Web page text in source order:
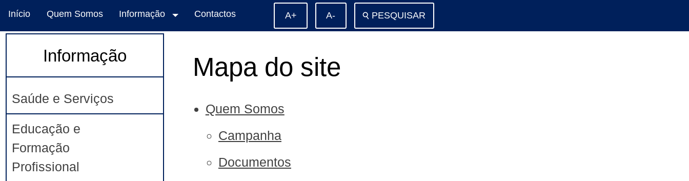
Início Quem Somos Informação Contactos ⚲ PESQUISAR
Mapa do site
Quem Somos
Campanha
Documentos
Informação
Saúde e Serviços
Educação e
Formação
Profissional